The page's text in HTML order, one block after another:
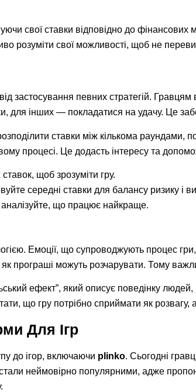
свої ставки відповідно до
розуміти свої можливості, щоб не
застосування певних стратегій.
інших — покладатися на удачу. Це
ставки між кількома раундами,
процесі. Це додасть інтересу та
щоб зрозуміти гру.
середні ставки для балансу ризику і
аналізуйте, що працює найкраще.
Емоції, що супроводжують процес
програші можуть розчарувати. Тому
ефект”, який описує поведінку
що гру потрібно сприймати як розвагу, а
Для Ігр
до ігор, включаючи plinko. Сьогодні
неймовірно популярними, адже